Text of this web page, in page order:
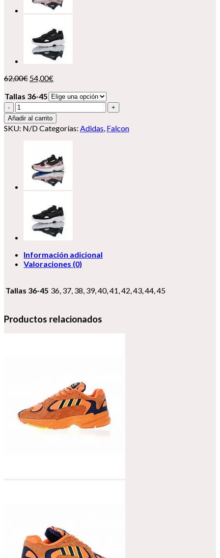
62,00€ El
original
era:
62,00€.
54,00€
actual
es:
54,00€.
Tallas 36-45
Adidas
Falcon
cantidad
Añadir al carrito
SKU: N/DCategorías: Adidas, Falcon
Información adicional
Valoraciones (0)
Tallas 36-45 36, 37, 38, 39, 40, 41, 42, 43, 44, 45
Productos relacionados